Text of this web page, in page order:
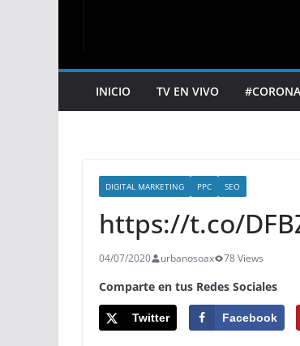
INICIO TV EN VIVO
DIGITAL MARKETING PPC SEO
https://t.co/
04/07/2020 urbanosoax 78 Views
Comparte en tus Redes Sociales
Twitter Facebook